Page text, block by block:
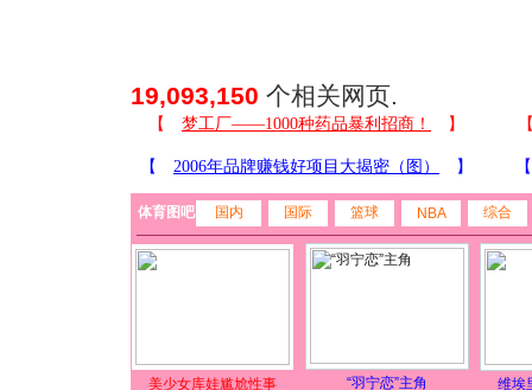
19,093,150 个相关网页.
体育图吧 国内 国际 篮球 NBA 综合
美少女库娃尴尬性事 “羽宁恋”主角 维埃